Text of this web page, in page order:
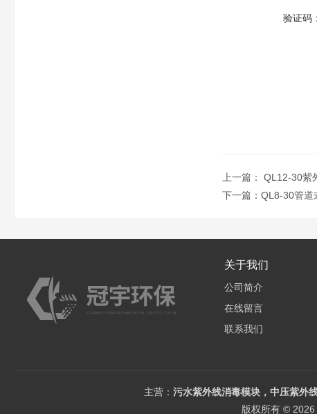
验证码：
上一篇： QL12-30紫
下一篇： QL8-30管道
关于我们
公司简介
在线留言
联系我们
主营： 污水紫外线消毒模块，中压紫外
版权所有 © 2026